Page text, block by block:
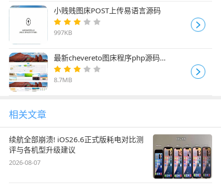
小贱贱图床POST上传易语言源码
997KB
最新chevereto图床程序php源码
v3.10.18
8.7MB
相关文章
续航全部崩溃! iOS26.6正式版耗电对比测
评与各机型升级建议
2026-08-07